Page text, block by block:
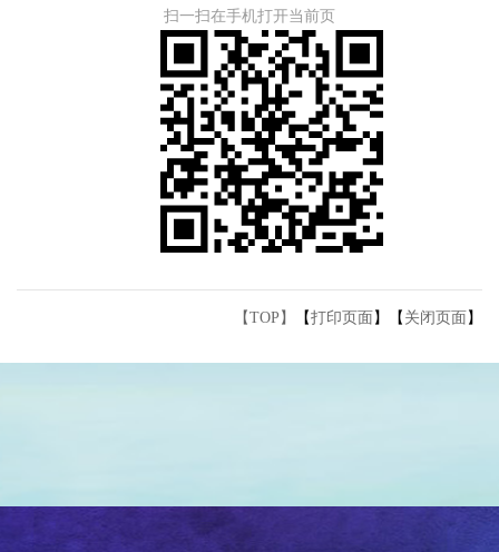
扫一扫在手机打开当前页
【TOP】 【打印页面 】【 关闭页面 】